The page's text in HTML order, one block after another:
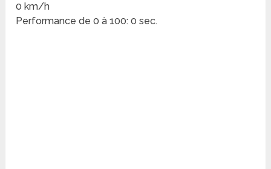
0 km/h
Performance de 0 à 100: 0 sec.